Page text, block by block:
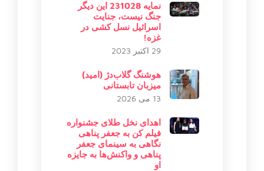
نمایه 231028 این دیگر
جنگ نیست، جنایت
اسرائیل نسل کشی در
غزه!
29 اکتبر 2023
هوشنگ گلاب‌دژ (امید)
میزبان تابستانی
13 می 2026
اهدای نخل طلای جشنواره
فیلم کن به جعفر پناهی
نگاهی به سینمای جعفر
پناهی و واکنش‌ها به جایزه
او